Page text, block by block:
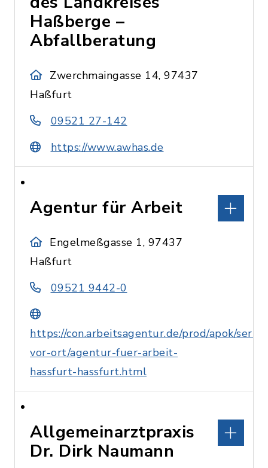
Haßberge –
Abfallberatung
Zwerchmaingasse 14, 97437
Haßfurt
09521 27-142
https://www.awhas.de
Agentur für Arbeit
Engelmeßgasse 1, 97437
Haßfurt
09521 9442-0
https://con.arbeitsagentur.de/prod/apok/
vor-ort/agentur-fuer-arbeit-
hassfurt-hassfurt.html
Allgemeinarztpraxis
Dr. Dirk Naumann